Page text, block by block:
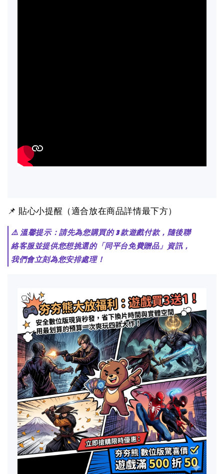
📌 貼心小提醒（適合放在商品詳情最下方）
⚠️ 溫馨提示：請先為您購買的 3 款遊戲付款，隨後聯
絡客服並提供您想挑選的「同平台免費贈品」資訊，
我們會立刻為您安排處理！